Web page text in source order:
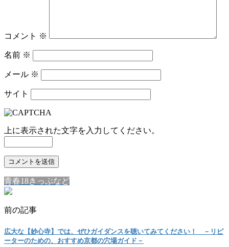
コメント ※
名前 ※
メール ※
サイト
上に表示された文字を入力してください。
青春18きっぷなど
前の記事
広大な【妙心寺】では、ぜひガイダンスを聴いてみてください！ －リピ
ーターのための、おすすめ京都の穴場ガイド－